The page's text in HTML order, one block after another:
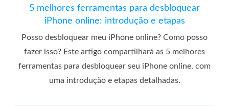
5 melhores ferramentas para desbloquear
iPhone online: introdução e etapas
Posso desbloquear meu iPhone online? Como posso
fazer isso? Este artigo compartilhará as 5 melhores
ferramentas para desbloquear seu iPhone online, com
uma introdução e etapas detalhadas.